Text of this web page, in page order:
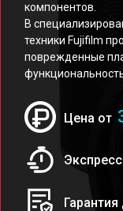
компонентов.
В
техники Fujifilm
поврежденные
Цена от